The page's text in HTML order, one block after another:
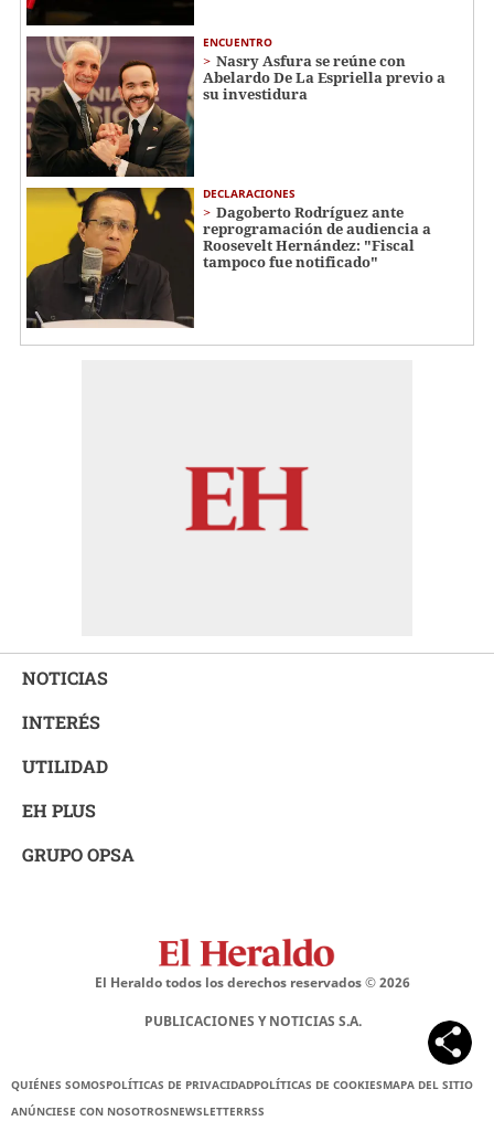
ENCUENTRO
Nasry Asfura se reúne con
Abelardo De La Espriella previo a
su investidura
DECLARACIONES
Dagoberto Rodríguez ante
reprogramación de audiencia a
Roosevelt Hernández: "Fiscal
tampoco fue notificado"
NOTICIAS
INTERÉS
UTILIDAD
EH PLUS
GRUPO OPSA
El Heraldo todos los derechos reservados ©2026
PUBLICACIONES Y NOTICIAS S.A.
QUIÉNES SOMOSPOLÍTICAS DE PRIVACIDADPOLÍTICAS DE COOKIESMAPA DEL SITIO
ANÚNCIESE CON NOSOTROSNEWSLETTERRSS